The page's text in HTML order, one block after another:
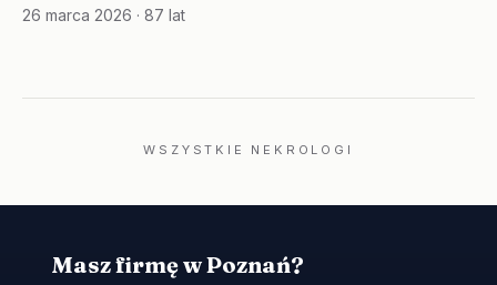
26 marca 2026 · 87 lat
WSZYSTKIE NEKROLOGI
Masz firmę w Poznań?